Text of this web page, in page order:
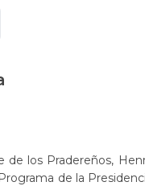
de los Pradereños,
de la